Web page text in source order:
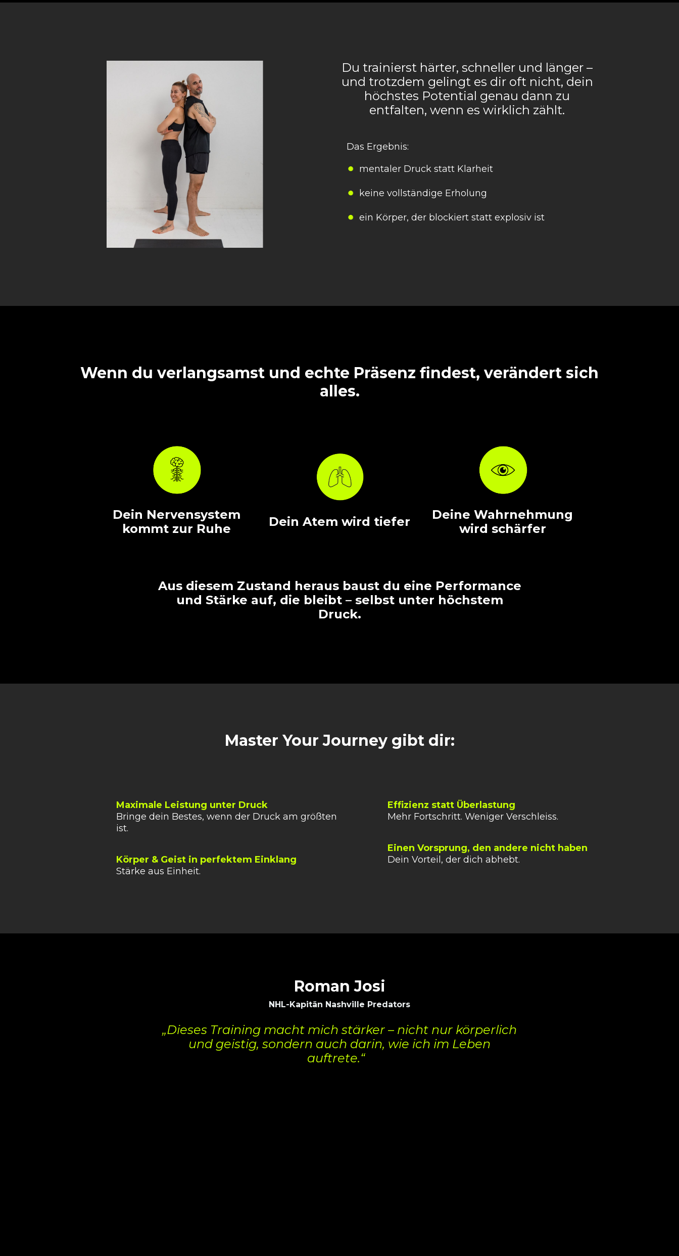
Du trainierst härter, schneller und länger –
und trotzdem gelingt es dir oft nicht, dein
höchstes Potential genau dann zu
entfalten, wenn es wirklich zählt.
Das Ergebnis:
mentaler Druck statt Klarheit
keine vollständige Erholung
ein Körper, der blockiert statt explosiv ist
Wenn du verlangsamst und echte Präsenz findest, verändert sich
alles.
Dein Nervensystem
kommt zur Ruhe
Dein Atem wird tiefer
Deine Wahrnehmung
wird schärfer
Aus diesem Zustand heraus baust du eine Performance
und Stärke auf, die bleibt – selbst unter höchstem
Druck.
Master Your Journey gibt dir:
Maximale Leistung unter Druck
Bringe dein Bestes, wenn der Druck am größten
ist.
Körper & Geist in perfektem Einklang
Stärke aus Einheit.
Effizienz statt Überlastung
Mehr Fortschritt. Weniger Verschleiss.
Einen Vorsprung, den andere nicht haben
Dein Vorteil, der dich abhebt.
Roman Josi
NHL-Kapitän Nashville Predators
„Dieses Training macht mich stärker – nicht nur körperlich
und geistig, sondern auch darin, wie ich im Leben
auftrete.“